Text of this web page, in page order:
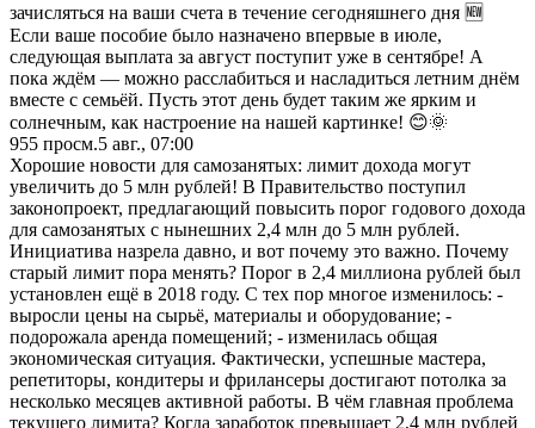
зачисляться на ваши счета в течение сегодняшнего дня 🆕
Если ваше пособие было назначено впервые в июле,
следующая выплата за август поступит уже в сентябре! А
пока ждём — можно расслабиться и насладиться летним днём
вместе с семьёй. Пусть этот день будет таким же ярким и
солнечным, как настроение на нашей картинке! 😊🌞
955 просм.5 авг., 07:00
Хорошие новости для самозанятых: лимит дохода могут
увеличить до 5 млн рублей! В Правительство поступил
законопроект, предлагающий повысить порог годового дохода
для самозанятых с нынешних 2,4 млн до 5 млн рублей.
Инициатива назрела давно, и вот почему это важно. Почему
старый лимит пора менять? Порог в 2,4 миллиона рублей был
установлен ещё в 2018 году. С тех пор многое изменилось: -
выросли цены на сырьё, материалы и оборудование; -
подорожала аренда помещений; - изменилась общая
экономическая ситуация. Фактически, успешные мастера,
репетиторы, кондитеры и фрилансеры достигают потолка за
несколько месяцев активной работы. В чём главная проблема
текущего лимита? Когда заработок превышает 2,4 млн рублей